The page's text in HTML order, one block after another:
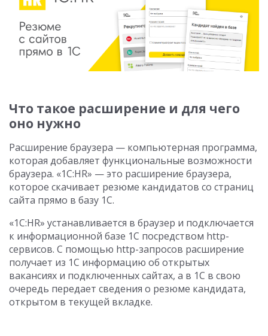
Что такое расширение и для чего
оно нужно
Расширение браузера — компьютерная программа,
которая добавляет функциональные возможности
браузера. «1C:HR» — это расширение браузера,
которое скачивает резюме кандидатов со страниц
сайта прямо в базу 1С.
«1C:HR» устанавливается в браузер и подключается
к информационной базе 1С посредством http-
сервисов. С помощью http-запросов расширение
получает из 1С информацию об открытых
вакансиях и подключенных сайтах, а в 1С в свою
очередь передает сведения о резюме кандидата,
открытом в текущей вкладке.